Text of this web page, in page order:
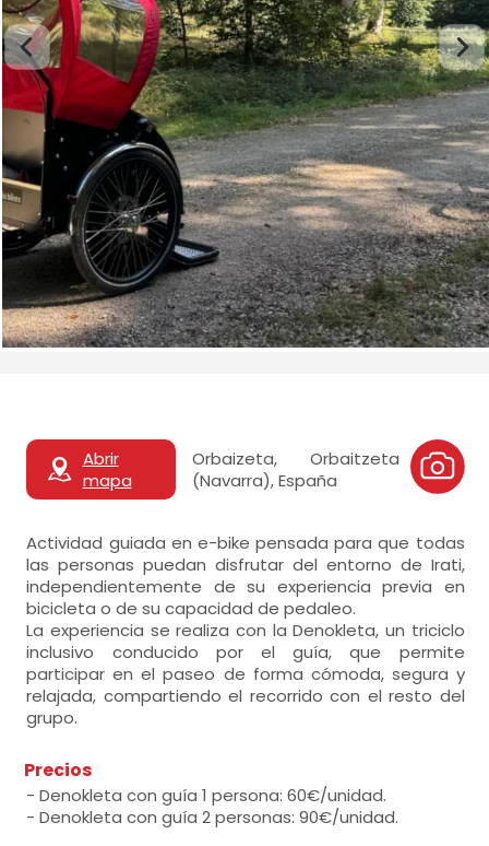
Abrir
mapa
Orbaizeta, Orbaitzeta
(Navarra), España
Actividad guiada en e-bike pensada para que todas
las personas puedan disfrutar del entorno de Irati,
independientemente de su experiencia previa en
bicicleta o de su capacidad de pedaleo.
La experiencia se realiza con la Denokleta, un triciclo
inclusivo conducido por el guía, que permite
participar en el paseo de forma cómoda, segura y
relajada, compartiendo el recorrido con el resto del
grupo.
Precios
- Denokleta con guía 1 persona: 60€/unidad.
- Denokleta con guía 2 personas: 90€/unidad.